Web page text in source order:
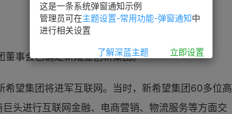
董事会已确定新成立创新集团。
希望集团将进军互联网。当时，新希望集团60多位高
巨头进行互联网金融、电商营销、物流服务等方面交
这是一条系统弹窗通知示例
管理员可在主题设置-常用功能-弹窗通知中
进行相关设置
了解深蓝主题 立即设置